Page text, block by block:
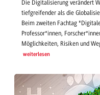
Die Digitalisierung verändert
tiefgreifender als die
Beim zweiten Fachtag
Professor*innen,
Möglichkeiten, Risiken und
weiterlesen